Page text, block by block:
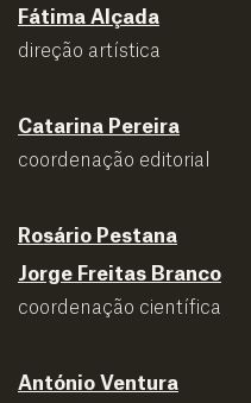
Fátima Alçada
direção artística
Catarina Pereira
coordenação editorial
Rosário Pestana
Jorge Freitas Branco
coordenação científica
António Ventura